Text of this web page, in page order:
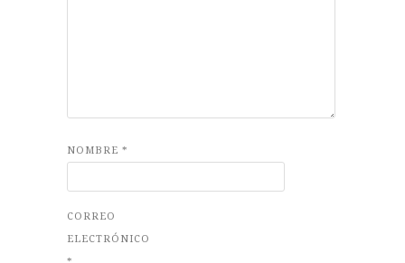
NOMBRE *
CORREO
ELECTRÓNICO